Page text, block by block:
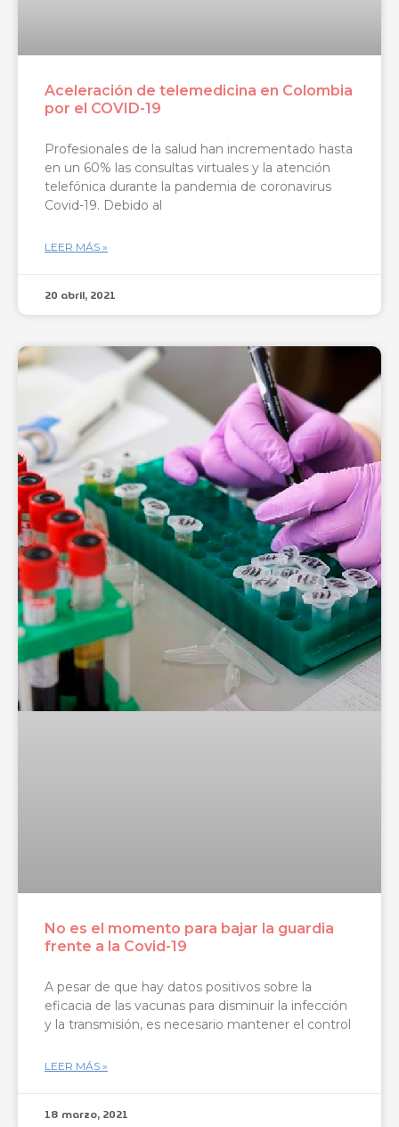
Aceleración de telemedicina en Colombia
por el COVID-19
Profesionales de la salud han incrementado hasta
en un 60% las consultas virtuales y la atención
telefónica durante la pandemia de coronavirus
Covid-19. Debido al
LEER MÁS »
20 abril, 2021
No es el momento para bajar la guardia
frente a la Covid-19
A pesar de que hay datos positivos sobre la
eficacia de las vacunas para disminuir la infección
y la transmisión, es necesario mantener el control
LEER MÁS »
18 marzo, 2021